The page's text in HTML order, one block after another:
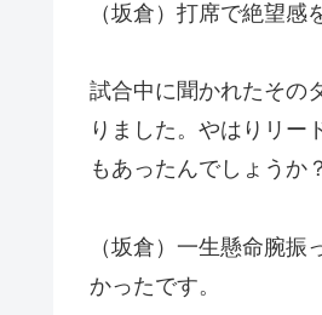
（坂倉）打席で絶望
試合中に聞かれたその
りました。やはりリー
もあったんでしょうか？
（坂倉）一生懸命腕
かったです。